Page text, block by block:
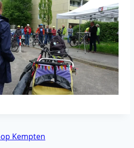
Kempten